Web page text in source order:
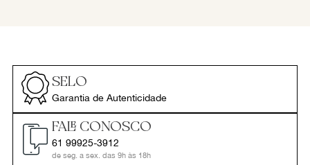
SELO
Garantia de Autenticidade
FALE CONOSCO
61 99925-3912
de seg. a sex. das 9h às 18h